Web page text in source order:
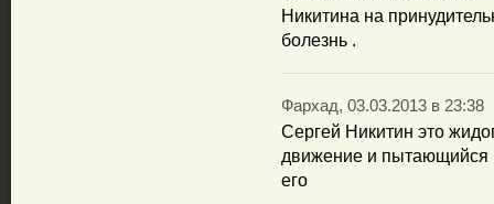
Никитина на
болезнь .
Фархад, 03.03.2013 в 23:38
Сергей Никитин это
движение и пытающийся
его